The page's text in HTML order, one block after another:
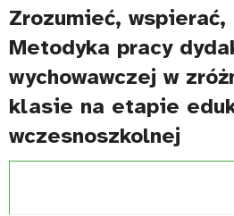
Zrozumieć, wspierać,
Metodyka pracy
wychowawczej w
klasie na etapie
wczesnoszkolnej